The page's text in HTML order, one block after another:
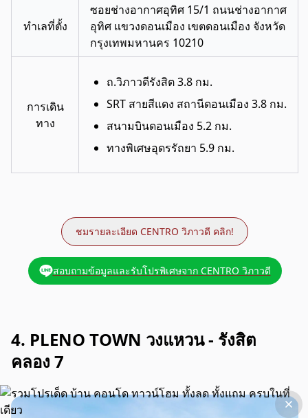
ทำเลที่ตั้ง
ซอยช่างอากาศอุทิศ 15/1 ถนนช่างอากาศ
อุทิศ แขวงดอนเมือง เขตดอนเมือง จังหวัด
กรุงเทพมหานคร 10210
การเดิน
ทาง
ถ.วิภาวดีรังสิต 3.8 กม.
SRT สายสีแดง สถานีดอนเมือง 3.8 กม.
สนามบินดอนเมือง 5.2 กม.
ทางพิเศษอุดรรัถยา 5.9 กม.
ชมรายละเอียด CENTRO วิภาวดี คลิก!
สอบถามข้อมูลและรับโปรพิเศษจาก CENTRO วิภาวดี
4. PLENO TOWN วงแหวน - รังสิต
คลอง 7